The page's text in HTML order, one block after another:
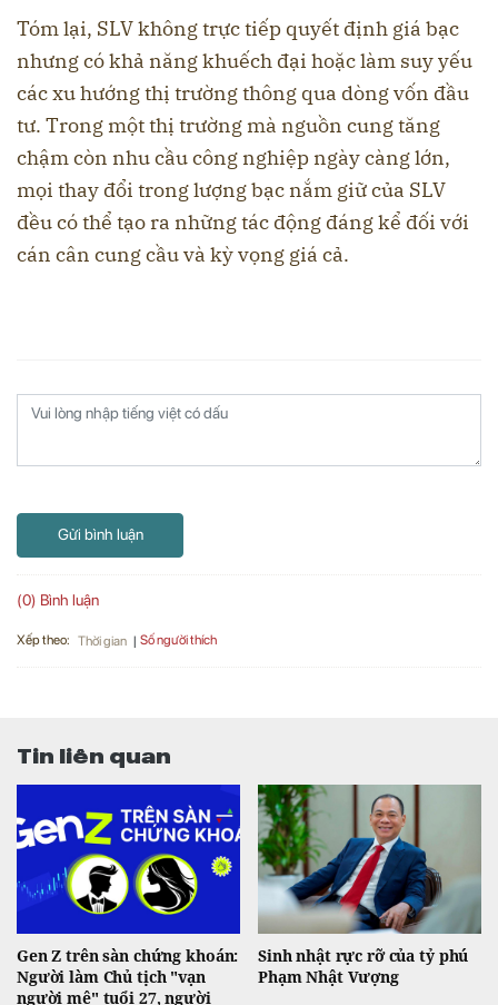
Tóm lại, SLV không trực tiếp quyết định giá bạc
nhưng có khả năng khuếch đại hoặc làm suy yếu
các xu hướng thị trường thông qua dòng vốn đầu
tư. Trong một thị trường mà nguồn cung tăng
chậm còn nhu cầu công nghiệp ngày càng lớn,
mọi thay đổi trong lượng bạc nắm giữ của SLV
đều có thể tạo ra những tác động đáng kể đối với
cán cân cung cầu và kỳ vọng giá cả.
Gửi bình luận
(0) Bình luận
Xếp theo: Thời gian Số người thích
Tin liên quan
Gen Z trên sàn chứng khoán:
Người làm Chủ tịch "vạn
người mê" tuổi 27, người
Sinh nhật rực rỡ của tỷ phú
Phạm Nhật Vượng